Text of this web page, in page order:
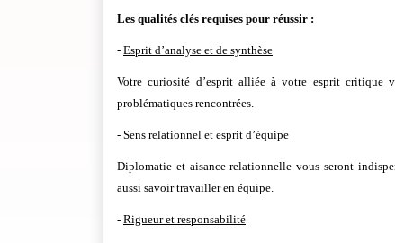
Les qualités clés requises pour réussir :
- Esprit d’analyse et de synthèse
Votre curiosité d’esprit alliée à votre esprit critique
problématiques rencontrées.
- Sens relationnel et esprit d’équipe
Diplomatie et aisance relationnelle vous seront
aussi savoir travailler en équipe.
- Rigueur et responsabilité